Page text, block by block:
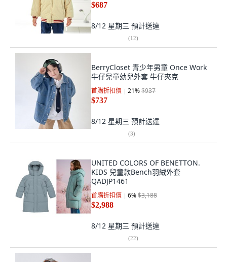
$687
8/12 星期三 預計送達
(12)
BerryCloset 青少年男童 Once Work
牛仔兒童幼兒外套 牛仔夾克
首購折扣價 21%$937
$737
8/12 星期三 預計送達
(3)
UNITED COLORS OF BENETTON.
KIDS 兒童款Bench羽絨外套
QADJP1461
首購折扣價 6%$3,188
$2,988
8/12 星期三 預計送達
(22)